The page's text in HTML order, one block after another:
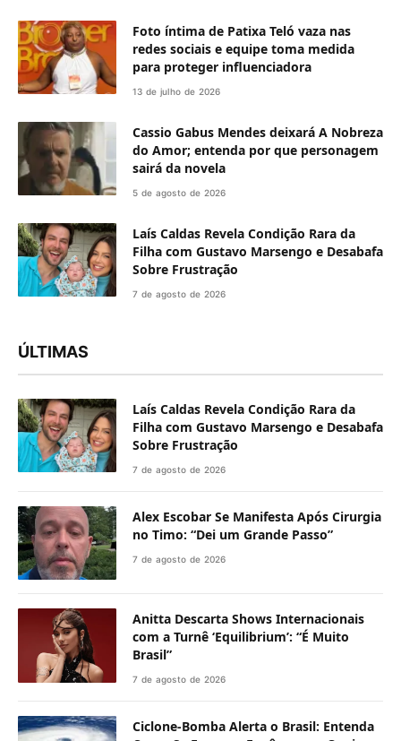
Foto íntima de Patixa Teló vaza nas
redes sociais e equipe toma medida
para proteger influenciadora
13 de julho de 2026
Cassio Gabus Mendes deixará A Nobreza
do Amor; entenda por que personagem
sairá da novela
5 de agosto de 2026
Laís Caldas Revela Condição Rara da
Filha com Gustavo Marsengo e Desabafa
Sobre Frustração
7 de agosto de 2026
ÚLTIMAS
Laís Caldas Revela Condição Rara da
Filha com Gustavo Marsengo e Desabafa
Sobre Frustração
7 de agosto de 2026
Alex Escobar Se Manifesta Após Cirurgia
no Timo: “Dei um Grande Passo”
7 de agosto de 2026
Anitta Descarta Shows Internacionais
com a Turnê ‘Equilibrium’: “É Muito
Brasil”
7 de agosto de 2026
Ciclone-Bomba Alerta o Brasil: Entenda